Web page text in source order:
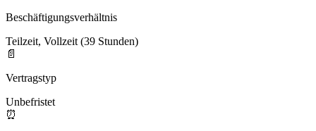
Beschäftigungsverhältnis
Teilzeit, Vollzeit (39 Stunden)
📄
Vertragstyp
Unbefristet
⏰